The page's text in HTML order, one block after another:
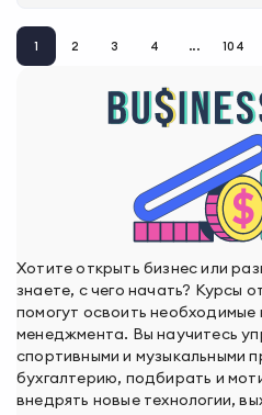
1 2 3 4 ... 104
Хотите открыть бизнес или
знаете, с чего начать? Курсы
помогут освоить
менеджмента. Вы научитесь
спортивными и музыкальными
бухгалтерию, подбирать и
внедрять новые технологии,